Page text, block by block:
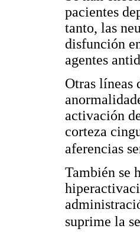
pacientes
tanto, las
disfunción
agentes
Otras líneas
activación
corteza
aferencias
También se
suprime la